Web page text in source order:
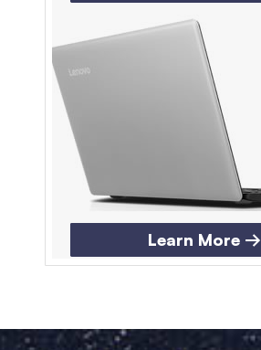
Learn More →